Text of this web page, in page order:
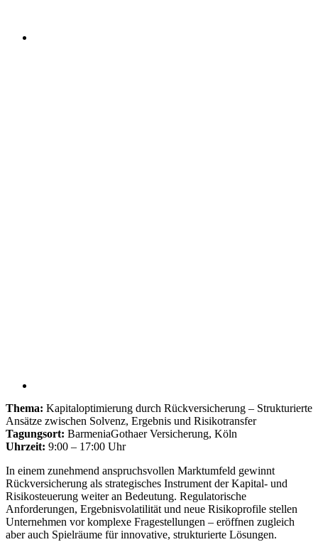
Thema: Kapitaloptimierung durch Rückversicherung – Strukturierte
Ansätze zwischen Solvenz, Ergebnis und Risikotransfer
Tagungsort: BarmeniaGothaer Versicherung, Köln
Uhrzeit: 9:00 – 17:00 Uhr
In einem zunehmend anspruchsvollen Marktumfeld gewinnt
Rückversicherung als strategisches Instrument der Kapital- und
Risikosteuerung weiter an Bedeutung. Regulatorische
Anforderungen, Ergebnisvolatilität und neue Risikoprofile stellen
Unternehmen vor komplexe Fragestellungen – eröffnen zugleich
aber auch Spielräume für innovative, strukturierte Lösungen.